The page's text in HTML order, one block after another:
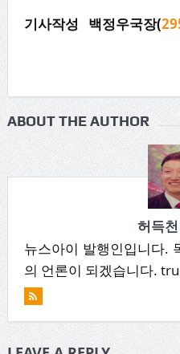
기사작성 백정우국장(
ABOUT THE AUTHOR
허득
뉴스아이 발행인입니다.
의 언론이 되겠습니다.